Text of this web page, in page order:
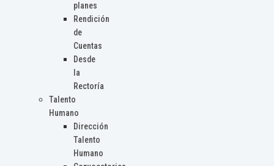
planes
Rendición
de
Cuentas
Desde
la
Rectoría
Talento
Humano
Dirección
Talento
Humano